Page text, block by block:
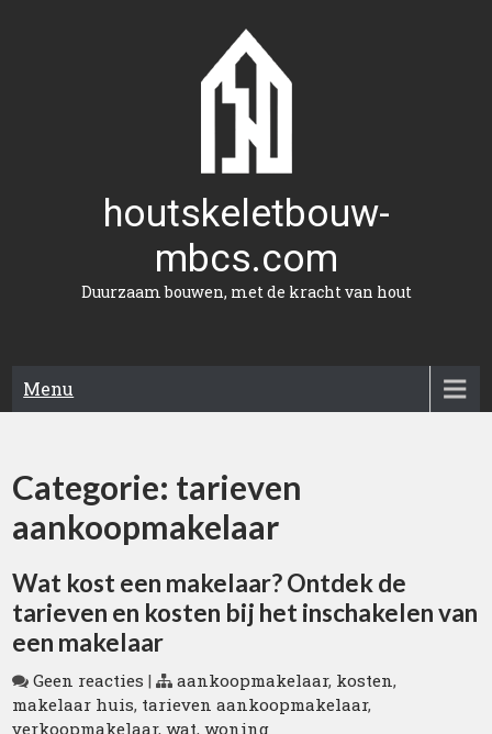
houtskeletbouw-
mbcs.com
Duurzaam bouwen, met de kracht van hout
Menu
Categorie: tarieven
aankoopmakelaar
Wat kost een makelaar? Ontdek de
tarieven en kosten bij het inschakelen van
een makelaar
Geen reacties | aankoopmakelaar, kosten,
makelaar huis, tarieven aankoopmakelaar,
verkoopmakelaar,wat,woning